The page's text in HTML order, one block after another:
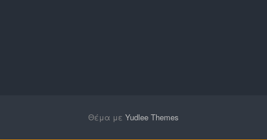
Θέμα με Yudlee Themes